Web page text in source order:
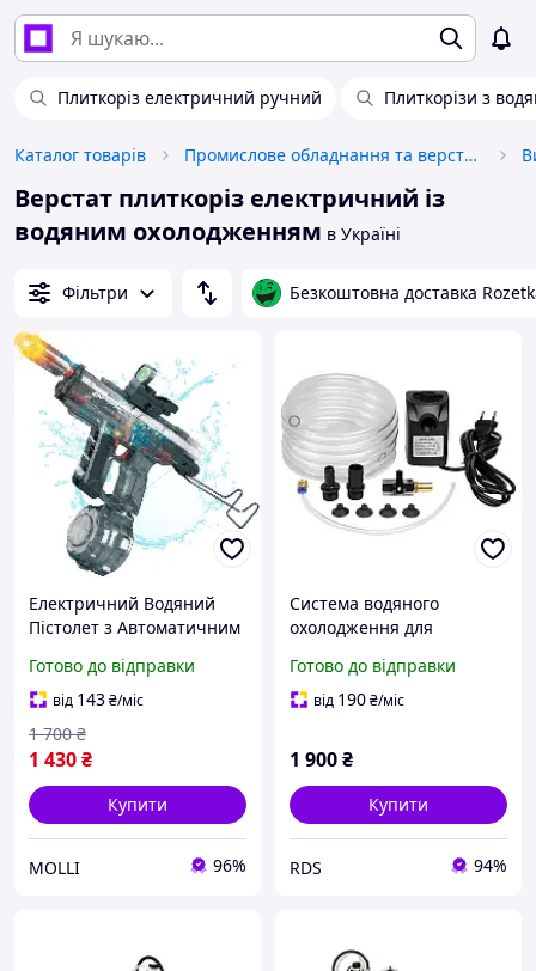
Плиткоріз електричний ручний Плиткорізи з
Каталог товарів Промислове обладнання та верстати
Верстат плиткоріз електричний із
водяним охолодженням в Україні
Фільтри Безкоштовна доставка
Електричний Водяний
Пістолет з Автоматичним
підсвічуванням Корпусу
Ефектом Вогню та
Віддачею Blowback
Готово до відправки
від 143₴/міс
1 430₴
1 700 ₴
Купити
MOLLI 96%
Система водяного
охолодження для
Готово до відправки
від 190₴/міс
1 900₴
Купити
RDS 94%